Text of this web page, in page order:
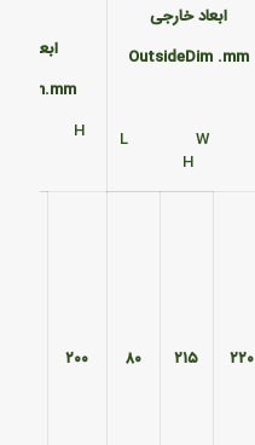
ابعاد خارجی
OutsideDim .mm
L W
H
ابعاد
Dim.mm
H
۲۲۰ ۲۱۵ ۸۰ ۲۰۰